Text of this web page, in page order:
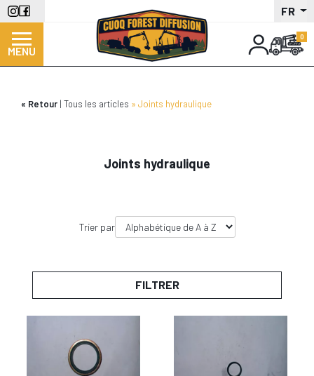
Aller
au
contenu
principal
FR
MENU
Retour Tous les articles Joints hydraulique
Joints hydraulique
Trier par
FILTRER